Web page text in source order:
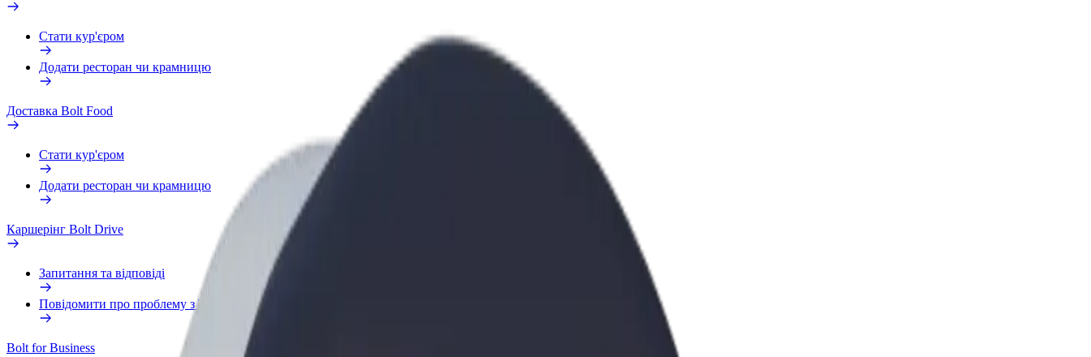
Стати кур'єром
Додати ресторан чи крамницю
Доставка Bolt Food
Стати кур'єром
Додати ресторан чи крамницю
Каршерінг Bolt Drive
Запитання та відповіді
Повідомити про проблему з ТЗ
Bolt for Business